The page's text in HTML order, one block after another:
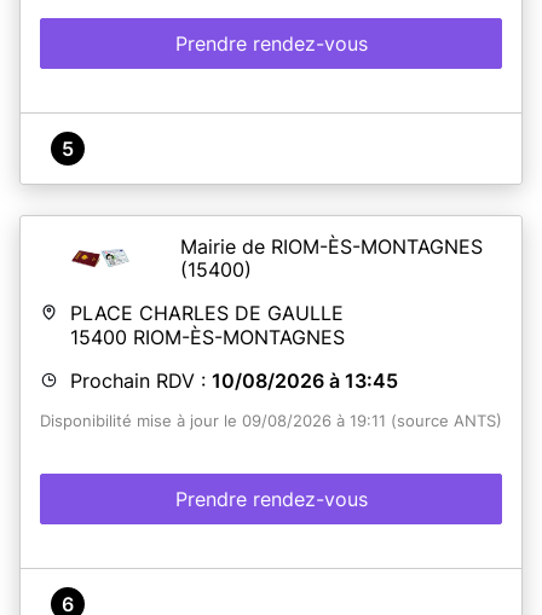
Prendre rendez-vous
5
Mairie de RIOM-ÈS-MONTAGNES
(15400)
PLACE CHARLES DE GAULLE
15400 RIOM-ÈS-MONTAGNES
Prochain RDV : 10/08/2026 à 13:45
Disponibilité mise à jour le 09/08/2026 à 19:11 (source ANTS)
Prendre rendez-vous
6